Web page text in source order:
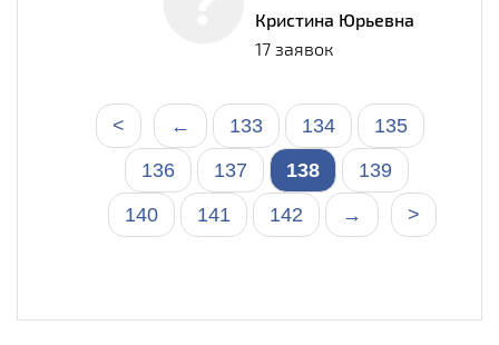
Кристина Юрьевна
17 заявок
←
< 133 134
135
136
137 138
139
140
141 142 >
→